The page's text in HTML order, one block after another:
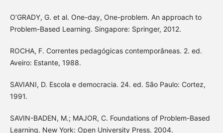
O’GRADY, G. et al. One-day, One-problem. An approach to
Problem-Based Learning. Singapore: Springer, 2012.
ROCHA, F. Correntes pedagógicas contemporâneas. 2. ed.
Aveiro: Estante, 1988.
SAVIANI, D. Escola e democracia. 24. ed. São Paulo: Cortez,
1991.
SAVIN-BADEN, M.; MAJOR, C. Foundations of Problem-Based
Learning. New York: Open University Press. 2004.